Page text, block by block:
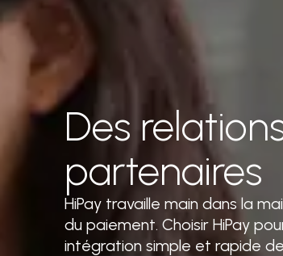
Des
partenaires
HiPay travaille main dans la
du paiement. Choisir HiPay
intégration simple et rapide